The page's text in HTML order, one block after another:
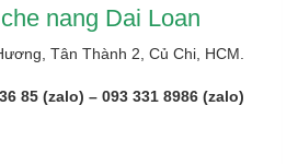
nang Dai Loan
Tân Thành 2, Củ Chi, HCM.
85 (zalo) – 093 331 8986 (zalo)